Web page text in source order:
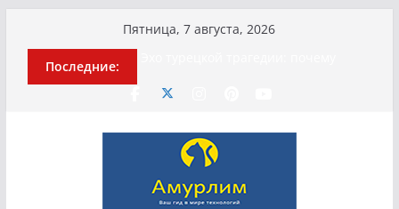
содержимому
Пятница, 7 августа, 2026
Последние:
МотоТани?
приговорили к четырём годам
Илью Ремесло задержали по делу о
фейках о российской армии
Новые криминальные хроники
связали Диану Шурыгину и Настю